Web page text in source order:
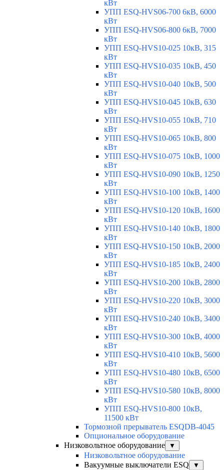
кВт
УПП ESQ-HVS06-700 6кВ, 6000
кВт
УПП ESQ-HVS06-800 6кВ, 7000
кВт
УПП ESQ-HVS10-025 10кВ, 315
кВт
УПП ESQ-HVS10-035 10кВ, 450
кВт
УПП ESQ-HVS10-040 10кВ, 500
кВт
УПП ESQ-HVS10-045 10кВ, 630
кВт
УПП ESQ-HVS10-055 10кВ, 710
кВт
УПП ESQ-HVS10-065 10кВ, 800
кВт
УПП ESQ-HVS10-075 10кВ, 1000
кВт
УПП ESQ-HVS10-090 10кВ, 1250
кВт
УПП ESQ-HVS10-100 10кВ, 1400
кВт
УПП ESQ-HVS10-120 10кВ, 1600
кВт
УПП ESQ-HVS10-140 10кВ, 1800
кВт
УПП ESQ-HVS10-150 10кВ, 2000
кВт
УПП ESQ-HVS10-185 10кВ, 2400
кВт
УПП ESQ-HVS10-200 10кВ, 2800
кВт
УПП ESQ-HVS10-220 10кВ, 3000
кВт
УПП ESQ-HVS10-240 10кВ, 3400
кВт
УПП ESQ-HVS10-300 10кВ, 4000
кВт
УПП ESQ-HVS10-410 10кВ, 5600
кВт
УПП ESQ-HVS10-480 10кВ, 6500
кВт
УПП ESQ-HVS10-580 10кВ, 8000
кВт
УПП ESQ-HVS10-800 10кВ,
11500 кВт
Тормозной прерыватель ESQDB-4045
Опциональное оборудование
Низковольтное оборудование
▼
Низковольтное оборудование
Вакуумные выключатели ESQ
▼